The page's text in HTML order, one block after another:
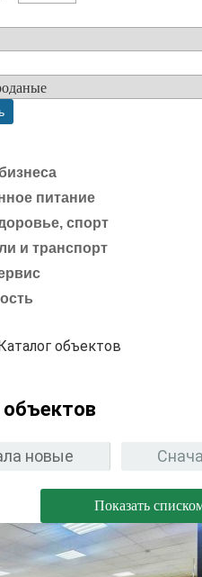
питание
спорт
и транспорт
объектов
объектов
новые
Показать